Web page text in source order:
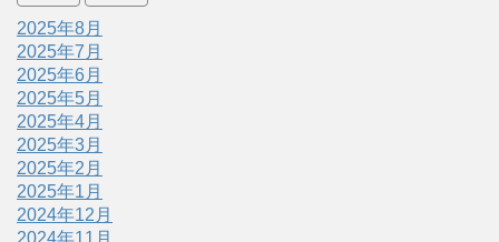
2025年8月
2025年7月
2025年6月
2025年5月
2025年4月
2025年3月
2025年2月
2025年1月
2024年12月
2024年11月